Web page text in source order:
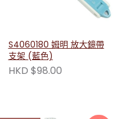
S4060180 姆明 放大鏡帶
支架 (藍色)
HKD $98.00